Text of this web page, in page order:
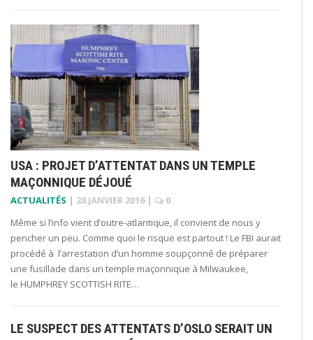
USA : PROJET D’ATTENTAT DANS UN TEMPLE
MAÇONNIQUE DÉJOUÉ
ACTUALITÉS | 28 JANVIER 2016 |
0
Même si l’info vient d’outre-atlantique, il convient de nous y
pencher un peu. Comme quoi le risque est partout ! Le FBI aurait
procédé à l’arrestation d’un homme soupçonné de préparer
une fusillade dans un temple maçonnique à Milwaukee,
le HUMPHREY SCOTTISH RITE…
LE SUSPECT DES ATTENTATS D’OSLO SERAIT UN